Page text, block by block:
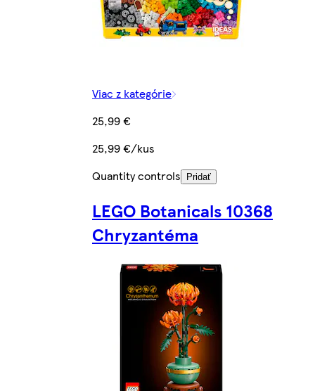
Viac z kategórie
25,99 €
25,99 €/kus
Quantity controls
Pridať
LEGO Botanicals 10368
Chryzantéma